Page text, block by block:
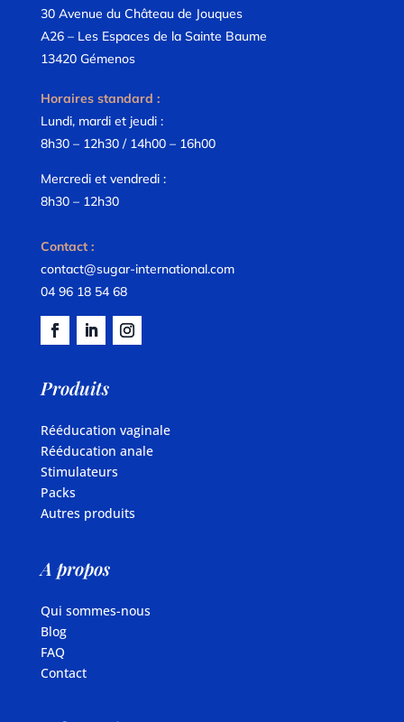
30 Avenue du Château de Jouques
A26 – Les Espaces de la Sainte Baume
13420 Gémenos
Horaires standard :
Lundi, mardi et jeudi :
8h30 – 12h30 / 14h00 – 16h00
Mercredi et vendredi :
8h30 – 12h30
Contact :
contact@sugar-international.com
04 96 18 54 68
Produits
Rééducation vaginale
Rééducation anale
Stimulateurs
Packs
Autres produits
A propos
Qui sommes-nous
Blog
FAQ
Contact